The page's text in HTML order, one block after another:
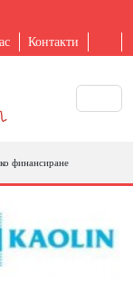
Контакти
финансиране